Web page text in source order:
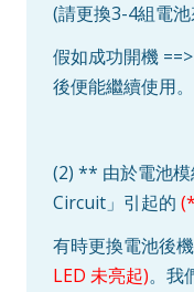
(請更換3-4組電
假如成功開機
後便能繼續使用。
(2) ** 由於電池
Circuit」引起的
有時更換電池後
LED 未亮起)。我